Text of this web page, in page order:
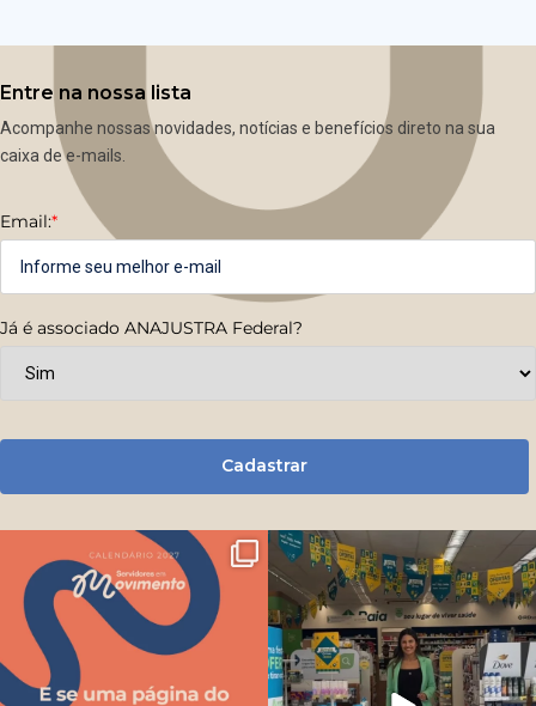
Entre na nossa lista
Acompanhe nossas novidades, notícias e benefícios direto na sua
caixa de e-mails.
Email:*
Já é associado ANAJUSTRA Federal?
Cadastrar